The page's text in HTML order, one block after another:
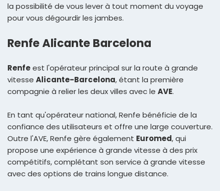
la possibilité de vous lever à tout moment du voyage
pour vous dégourdir les jambes.
Renfe Alicante Barcelona
Renfeest l'opérateur principal sur la route à grande
vitesse Alicante-Barcelona, étant la première
compagnie à relier les deux villes avec le AVE.
En tant qu'opérateur national, Renfe bénéficie de la
confiance des utilisateurs et offre une large couverture.
Outre l'AVE, Renfe gère également Euromed, qui
propose une expérience à grande vitesse à des prix
compétitifs, complétant son service à grande vitesse
avec des options de trains longue distance.